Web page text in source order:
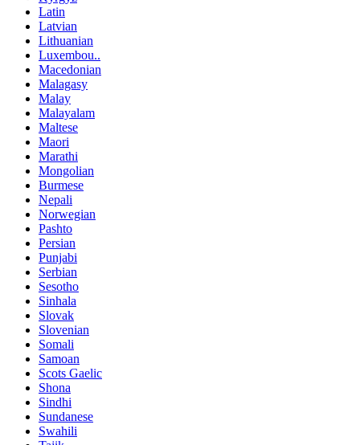
Latin
Latvian
Lithuanian
Luxembou..
Macedonian
Malagasy
Malay
Malayalam
Maltese
Maori
Marathi
Mongolian
Burmese
Nepali
Norwegian
Pashto
Persian
Punjabi
Serbian
Sesotho
Sinhala
Slovak
Slovenian
Somali
Samoan
Scots Gaelic
Shona
Sindhi
Sundanese
Swahili